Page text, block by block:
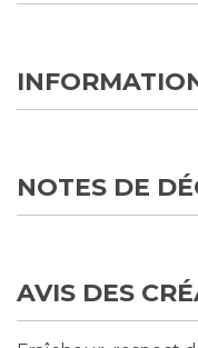
NOTES DE
AVIS DES